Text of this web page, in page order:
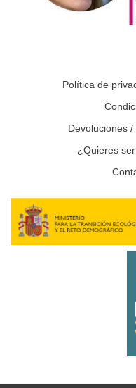
Política de
Devoluciones
¿Quieres